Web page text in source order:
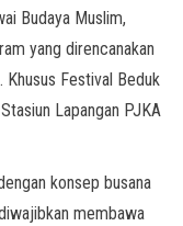
Budaya Muslim,
yang direncanakan
Khusus Festival Beduk
Lapangan PJKA
konsep busana
membawa